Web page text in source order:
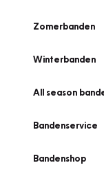
Zomerbanden
Winterbanden
All season
Bandenservice
Bandenshop